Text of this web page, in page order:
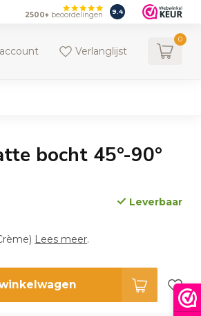
2500+ beoordelingen 9.4
Verlanglijst
0
bocht 45°-90°
Leverbaar
Lees meer.